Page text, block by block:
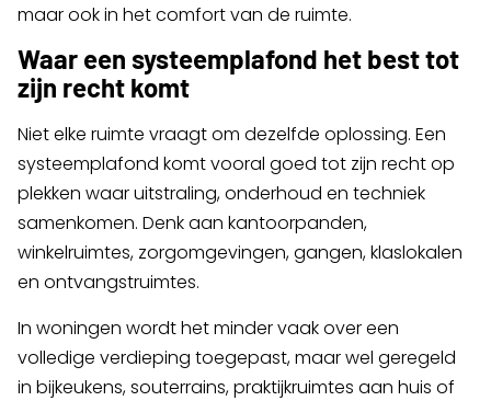
maar ook in het comfort van de ruimte.
Waar een systeemplafond het best tot
zijn recht komt
Niet elke ruimte vraagt om dezelfde oplossing. Een
systeemplafond komt vooral goed tot zijn recht op
plekken waar uitstraling, onderhoud en techniek
samenkomen. Denk aan kantoorpanden,
winkelruimtes, zorgomgevingen, gangen, klaslokalen
en ontvangstruimtes.
In woningen wordt het minder vaak over een
volledige verdieping toegepast, maar wel geregeld
in bijkeukens, souterrains, praktijkruimtes aan huis of